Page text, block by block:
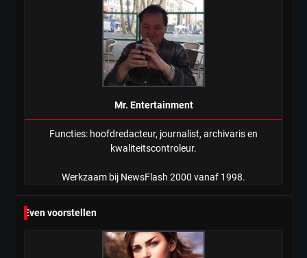
Mr. Entertainment
Functies: hoofdredacteur, journalist, archivaris en
kwaliteitscontroleur.
Werkzaam bij NewsFlash 2000 vanaf 1998.
Even voorstellen